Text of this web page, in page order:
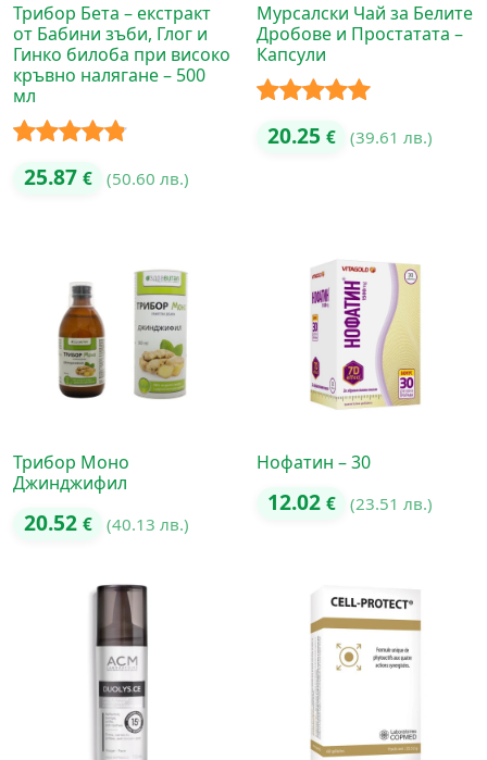
Трибор Бета – екстракт
от Бабини зъби, Глог и
Гинко билоба при високо
кръвно налягане – 500
мл
Оценено с
25.87 € (50.60 лв.)
Мурсалски Чай за Белите
Дробове и Простатата –
Капсули
Оценено с
20.25 € (39.61 лв.)
Трибор Моно
Джинджифил
20.52 € (40.13 лв.)
Нофатин – 30
12.02 € (23.51 лв.)